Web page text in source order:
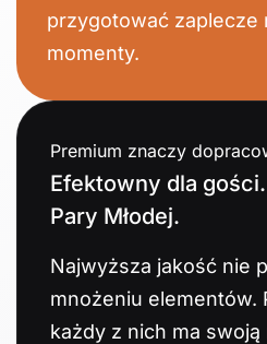
przygotować zaplecze
momenty.
Premium znaczy
Efektowny dla
Pary Młodej.
Najwyższa jakość nie
mnożeniu elementów.
każdy z nich ma